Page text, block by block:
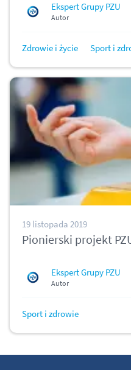
Ekspert Grupy PZU
Autor
Zdrowie i życie Sport i
19 listopada 2019
Pionierski projekt
Ekspert Grupy PZU
Autor
Sport i zdrowie